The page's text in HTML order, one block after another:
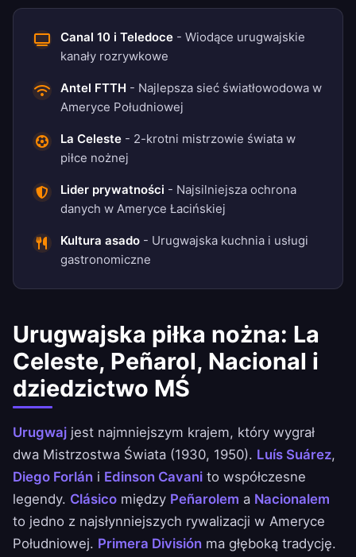
Canal 10 i Teledoce - Wiodące urugwajskie
kanały rozrywkowe
Antel FTTH - Najlepsza sieć światłowodowa w
Ameryce Południowej
La Celeste - 2-krotni mistrzowie świata w
piłce nożnej
Lider prywatności - Najsilniejsza ochrona
danych w Ameryce Łacińskiej
Kultura asado - Urugwajska kuchnia i usługi
gastronomiczne
Urugwajska piłka nożna: La
Celeste, Peñarol, Nacional i
dziedzictwo MŚ
Urugwaj jest najmniejszym krajem, który wygrał
dwa Mistrzostwa Świata (1930, 1950). Luís Suárez,
Diego Forlán i Edinson Cavani to współczesne
legendy. Clásico między Peñarolem a Nacionalem
to jedno z najsłynniejszych rywalizacji w Ameryce
Południowej. Primera División ma głęboką tradycję.